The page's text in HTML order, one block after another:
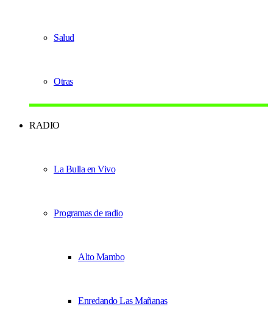
Salud
Otras
RADIO
La Bulla en Vivo
Programas de radio
Alto Mambo
Enredando Las Mañanas